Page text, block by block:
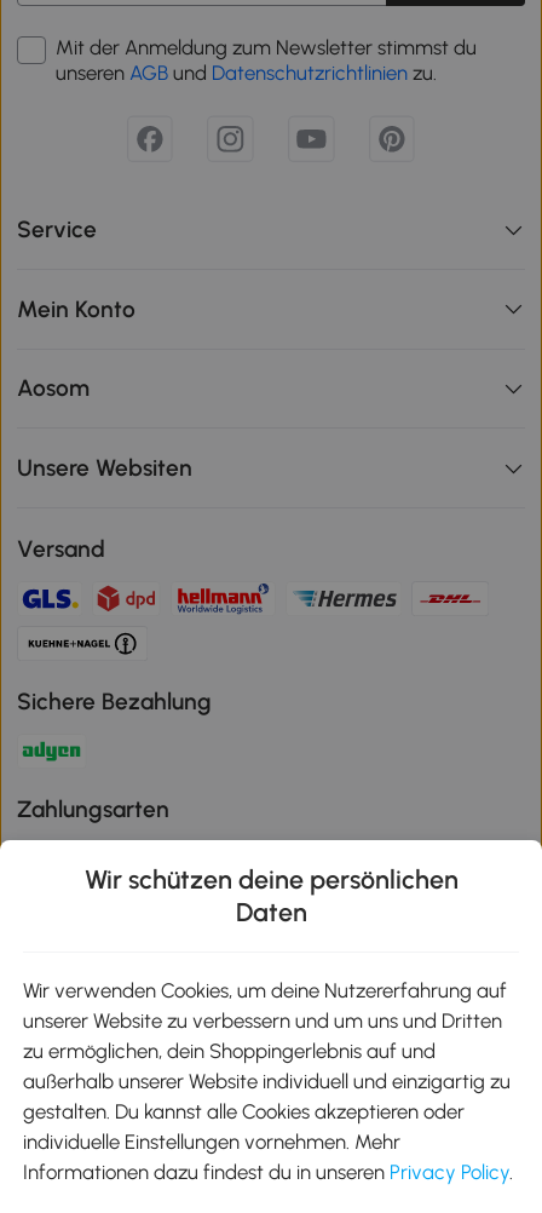
Mit der Anmeldung zum Newsletter stimmst du
unseren AGB und Datenschutzrichtlinien zu.
Service
Mein Konto
Aosom
Unsere Websiten
Versand
Sichere Bezahlung
Zahlungsarten
Aosom-App
Google Play
Wir schützen deine persönlichen
Daten
Wir verwenden Cookies, um deine Nutzererfahrung auf
unserer Website zu verbessern und um uns und Dritten
zu ermöglichen, dein Shoppingerlebnis auf und
außerhalb unserer Website individuell und einzigartig zu
gestalten. Du kannst alle Cookies akzeptieren oder
individuelle Einstellungen vornehmen. Mehr
Informationen dazu findest du in unseren Privacy Policy.